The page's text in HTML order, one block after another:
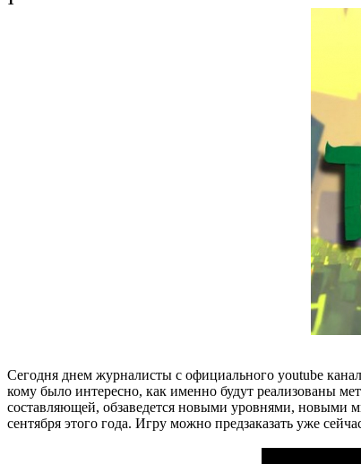
Сегодня днем журналисты с официального youtube
кому было интересно, как именно будут реализованы
составляющей, обзаведется новыми уровнями, новыми
сентября этого года. Игру можно предзаказать уже